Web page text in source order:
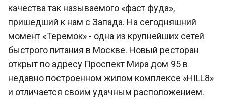
качества так называемого «фаст фуда»,
пришедший к нам с Запада. На сегодняшний
момент «Теремок» - одна из крупнейших сетей
быстрого питания в Москве. Новый ресторан
открыт по адресу Проспект Мира дом 95 в
недавно построенном жилом комплексе «HILL8»
и отличается своим удачным расположением.